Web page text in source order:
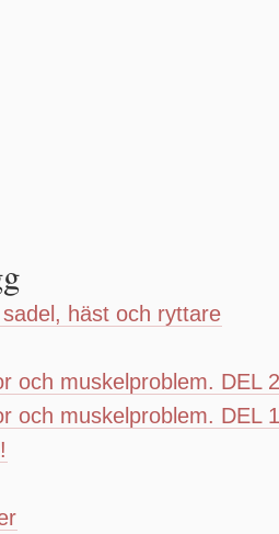
häst och ryttare
och muskelproblem. DEL 2
och muskelproblem. DEL 1